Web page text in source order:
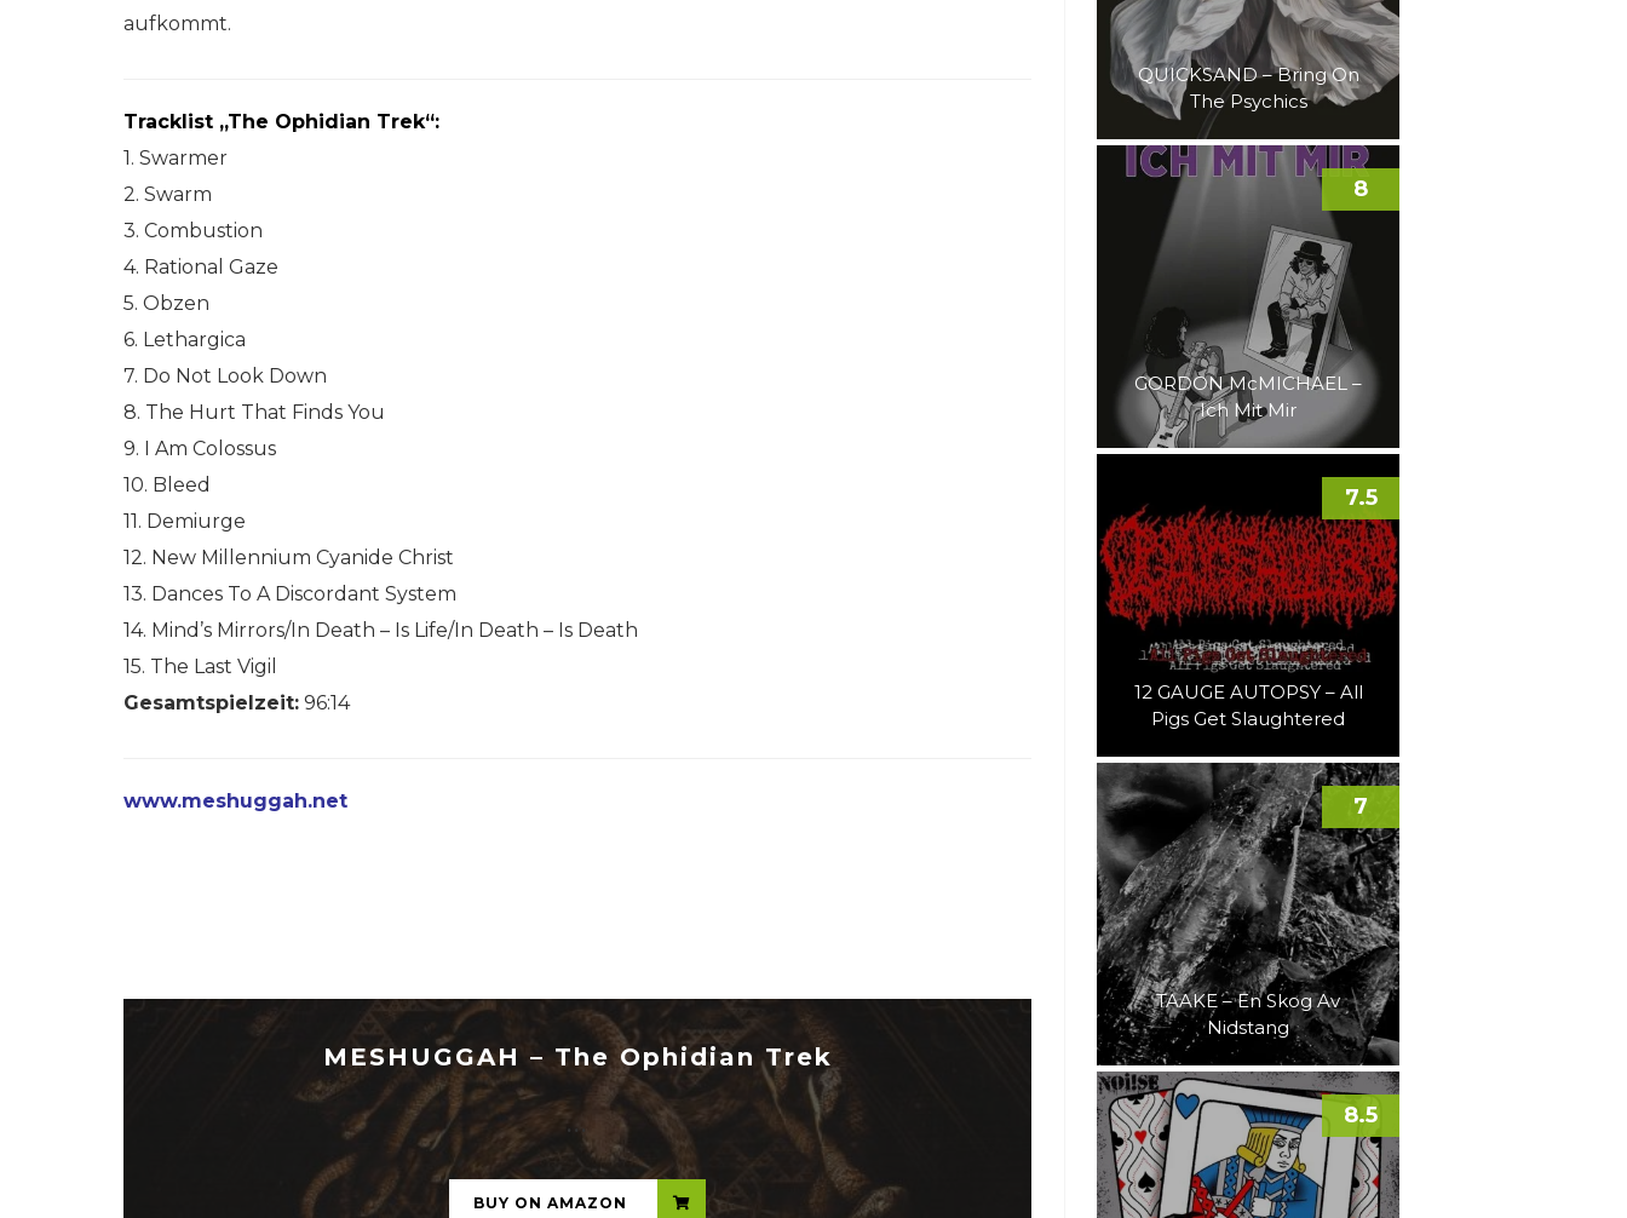
aufkommt.
Tracklist „The Ophidian Trek“:
1. Swarmer
2. Swarm
3. Combustion
4. Rational Gaze
5. Obzen
6. Lethargica
7. Do Not Look Down
8. The Hurt That Finds You
9. I Am Colossus
10. Bleed
11. Demiurge
12. New Millennium Cyanide Christ
13. Dances To A Discordant System
14. Mind’s Mirrors/In Death – Is Life/In Death – Is Death
15. The Last Vigil
Gesamtspielzeit: 96:14
www.meshuggah.net
MESHUGGAH – The Ophidian Trek
...
BUY ON AMAZON
QUICKSAND – Bring On
The Psychics
GORDON McMICHAEL –
Ich Mit Mir
8
12 GAUGE AUTOPSY – All
Pigs Get Slaughtered
7.5
TAAKE – En Skog Av
Nidstang
7
8.5